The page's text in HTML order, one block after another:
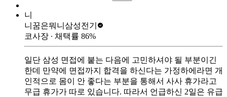
니
니꿈은뭐니 삼성전기
코사장 ∙ 채택률 86%
일단 삼성 면접에 붙는 다음에 고민하셔야 될 부분이긴
한데 만약에 면접까지 합격을 하신다는 가정하에라면 개
인적으로 몸이 안 좋다는 부분을 통해서 사사 휴가라고
무급 휴가가 따로 있습니다. 따라서 언급하신 2일은 유급